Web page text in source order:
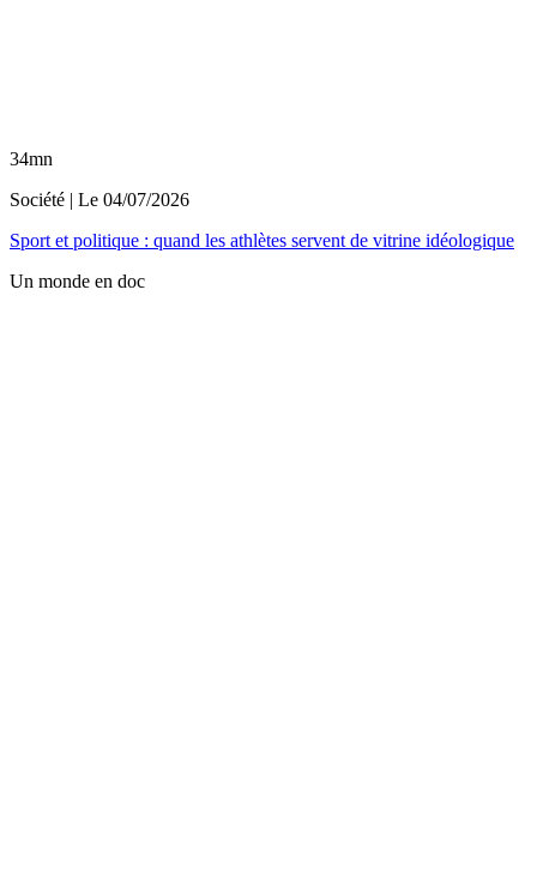
34mn
Société | Le 04/07/2026
Sport et politique : quand les athlètes servent de vitrine idéologique
Un monde en doc